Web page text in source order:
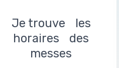
Je trouve les
horaires des
messes